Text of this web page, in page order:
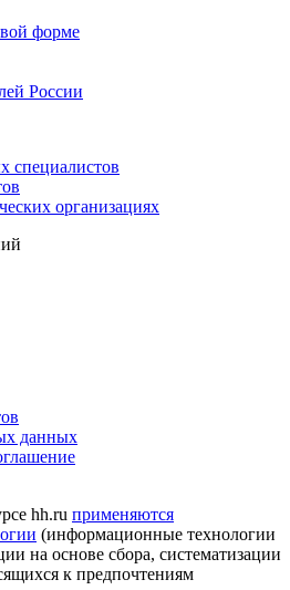
форме
России
специалистов
организациях
данных
hh.ru применяются
(информационные технологии
на основе сбора, систематизации
к предпочтениям